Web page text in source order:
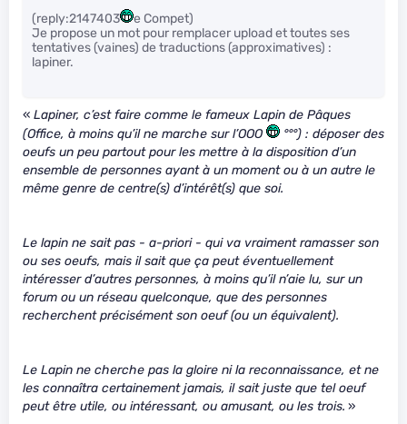
(reply:2147403
e Compet)
Je propose un mot pour remplacer upload et toutes ses
tentatives (vaines) de traductions (approximatives) :
lapiner.
« Lapiner, c’est faire comme le fameux Lapin de Pâques
(Office, à moins qu’il ne marche sur l’OOO
°°°) : déposer des
oeufs un peu partout pour les mettre à la disposition d’un
ensemble de personnes ayant à un moment ou à un autre le
même genre de centre(s) d’intérêt(s) que soi.
Le lapin ne sait pas - a-priori - qui va vraiment ramasser son
ou ses oeufs, mais il sait que ça peut éventuellement
intéresser d’autres personnes, à moins qu’il n’aie lu, sur un
forum ou un réseau quelconque, que des personnes
recherchent précisément son oeuf (ou un équivalent).
Le Lapin ne cherche pas la gloire ni la reconnaissance, et ne
les connaîtra certainement jamais, il sait juste que tel oeuf
peut être utile, ou intéressant, ou amusant, ou les trois. »